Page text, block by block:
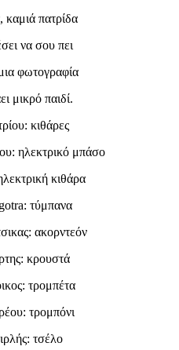
πατρίδα
να σου πει
φωτογραφία
μικρό παιδί.
κιθάρες
ηλεκτρικό μπάσο
κιθάρα
τύμπανα
ακορντεόν
κρουστά
τρομπέτα
τρομπόνι
τσέλο